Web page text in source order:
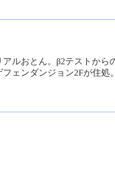
ルおとん。β2テストから
ェンダンジョン2Fが住処。